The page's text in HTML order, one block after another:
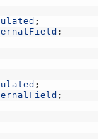
;
;
;
;